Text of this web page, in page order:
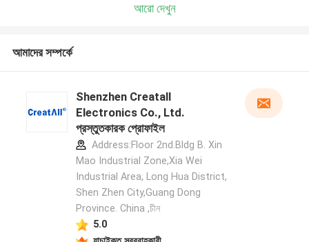
আরো দেখুন
আমাদের সম্পর্কে
Shenzhen Creatall
Electronics Co., Ltd.
প্রস্তুতকারক প্রোফাইল
Address:Floor 2nd.Bldg B. Xin
Mao Industrial Zone,Xia Wei
Industrial Area, Long Hua District,
Shen Zhen City,Guang Dong
Province. China ,চীন
5.0